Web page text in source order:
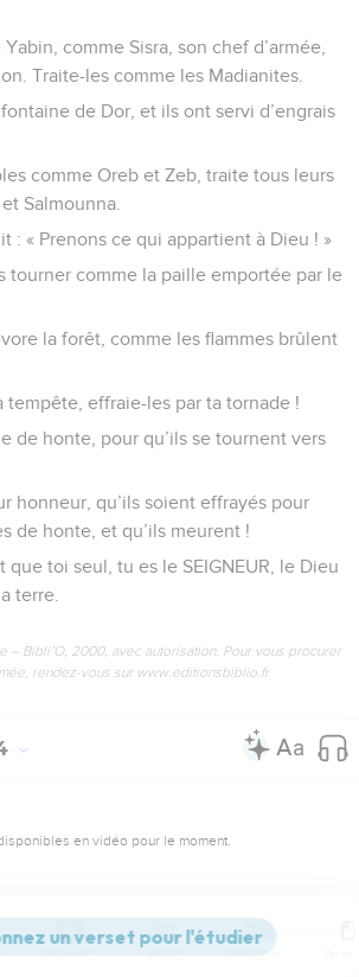
comme Sisra, son chef d’armée,
Traite-les comme les Madianites.
de Dor, et ils ont servi d’engrais
comme Oreb et Zeb, traite tous leurs
Salmounna.
: « Prenons ce qui appartient à Dieu ! »
tourner comme la paille emportée par le
la forêt, comme les flammes brûlent
tempête, effraie-les par ta tornade !
de honte, pour qu’ils se tournent vers
honneur, qu’ils soient effrayés pour
de honte, et qu’ils meurent !
que toi seul, tu es le SEIGNEUR, le Dieu
terre.
– Bibli’O, 2000, avec autorisation. Pour vous procurer
rendez-vous sur www.editionsbiblio.fr
en vidéo pour le moment.
de Coré, pris dans le livre du chef de
Commentaires Strong